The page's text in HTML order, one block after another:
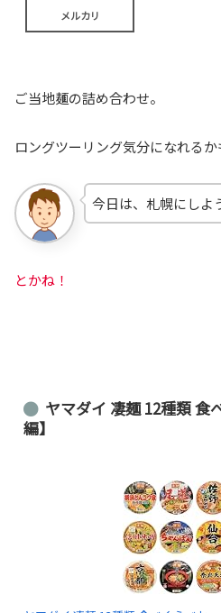
メルカリ
ご当地麺の詰め合わせ。
ロングツーリング気分になれるか
今日は、札幌にしよ
とかね！
ヤマダイ 凄麺 12種類 食
編】